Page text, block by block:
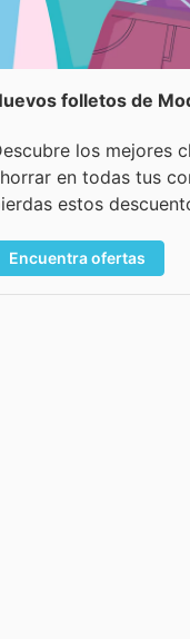
folletos de
los mejores
en todas tus
estos
Encuentra ofertas